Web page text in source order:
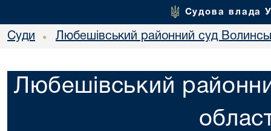
Судова влада
Суди • Любешівський районний суд
Любешівський